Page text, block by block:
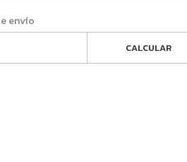
envío
CALCULAR